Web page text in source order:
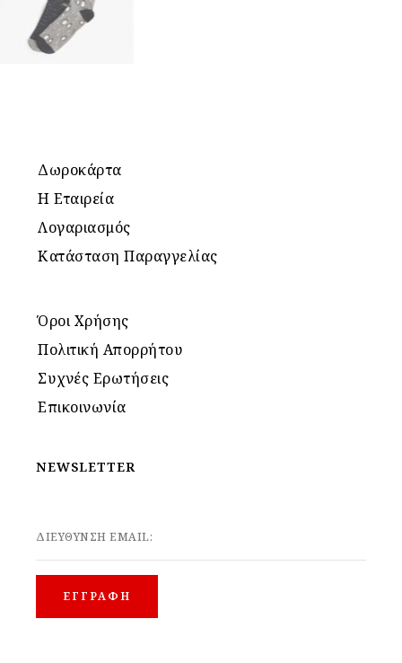
Δωροκάρτα
Η Εταιρεία
Λογαριασμός
Κατάσταση Παραγγελίας
Όροι Χρήσης
Πολιτική Απορρήτου
Συχνές Ερωτήσεις
Επικοινωνία
NEWSLETTER
ΔΙΕΥΘΥΝΣΗ EMAIL: